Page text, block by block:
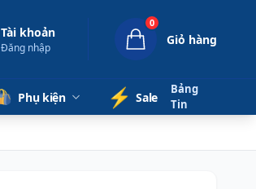
Tài khoản
Đăng nhập
0
Giỏ hàng
Phụ kiện ⚡️ Sale
Bảng
Tin